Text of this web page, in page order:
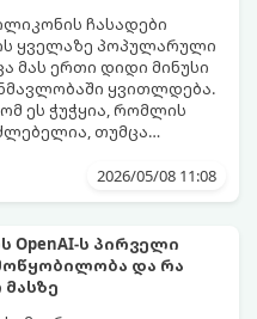
ჩასადები
ყველაზე პოპულარული
მას ერთი დიდი მინუსი
ყვითლდება.
ეს ჭუჭყია, რომლის
თუმცა
დაუბრუნებს.2026/05/08 11:08
OpenAI-ს პირველი
და რა